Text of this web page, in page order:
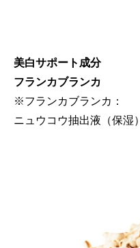
美白サポート成分
フランカブランカ
※フランカブランカ：
ニュウコウ抽出液（保湿）